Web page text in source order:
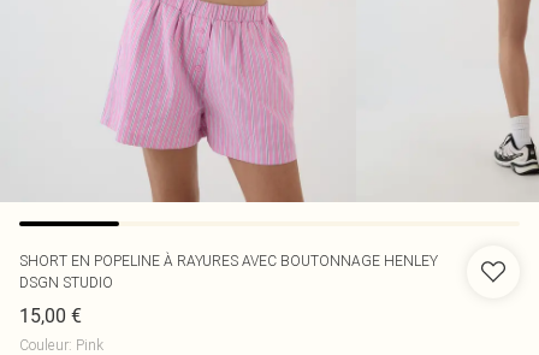
SHORT EN POPELINE À RAYURES AVEC BOUTONNAGE HENLEY
DSGN STUDIO
15,00 €
Couleur: Pink